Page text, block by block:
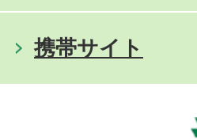
携帯サイト